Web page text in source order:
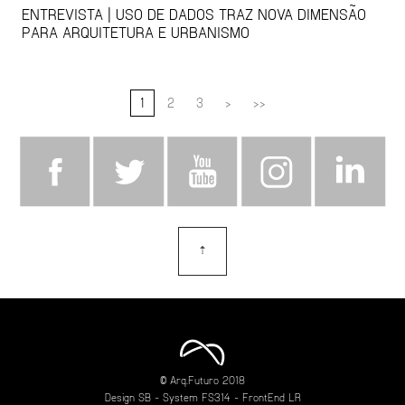
ENTREVISTA | USO DE DADOS TRAZ NOVA DIMENSÃO
PARA ARQUITETURA E URBANISMO
1 2 3 > >>
⇡
© Arq.Futuro 2018
Design SB- System FS314 - FrontEnd LR